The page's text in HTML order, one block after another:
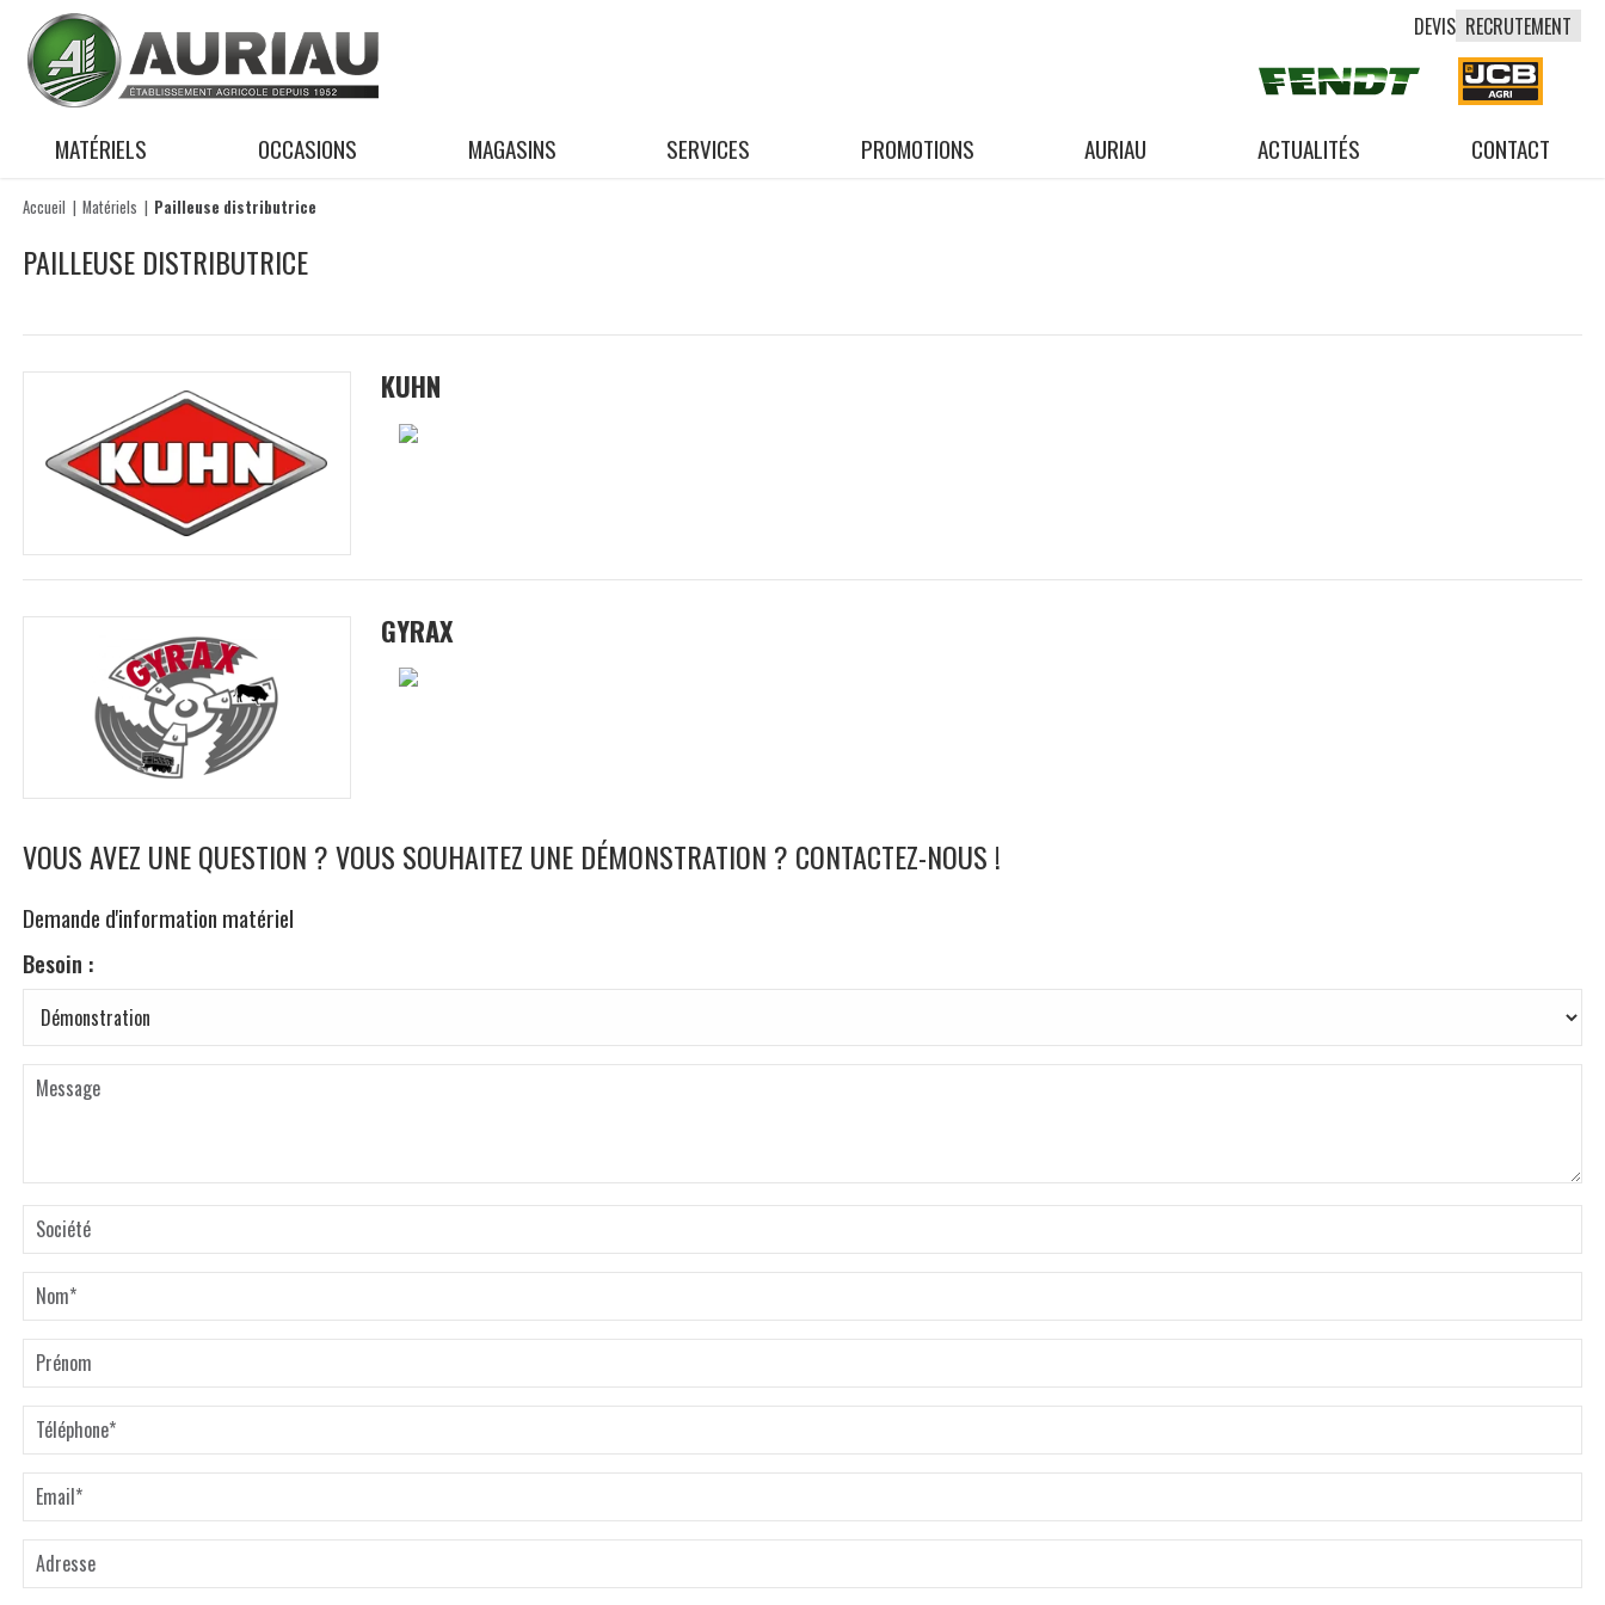
DEVIS RECRUTEMENT
MATÉRIELS OCCASIONS MAGASINS SERVICES PROMOTIONS AURIAU ACTUALITÉS CONTACT
Accueil Matériels Pailleuse distributrice
PAILLEUSE DISTRIBUTRICE
KUHN
GYRAX
VOUS AVEZ UNE QUESTION ? VOUS SOUHAITEZ UNE DÉMONSTRATION ? CONTACTEZ-NOUS !
Demande d'information matériel
Besoin